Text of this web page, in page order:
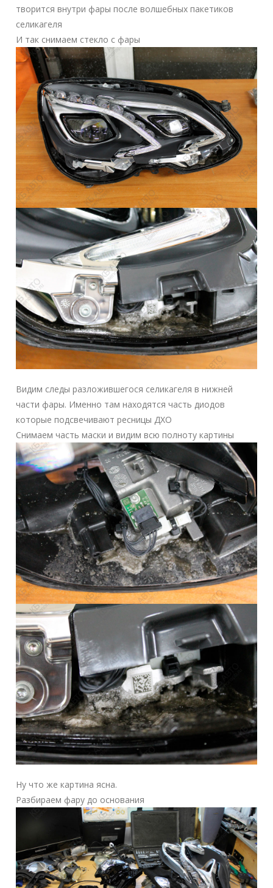
творится внутри фары после волшебных пакетиков
селикагеля
И так снимаем стекло с фары
Видим следы разложившегося селикагеля в нижней
части фары. Именно там находятся часть диодов
которые подсвечивают ресницы ДХО
Снимаем часть маски и видим всю полноту картины
Ну что же картина ясна.
Разбираем фару до основания